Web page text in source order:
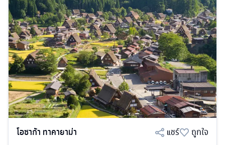
โอซาก้า ทาคายาม่า แชร์
ถูกใจ